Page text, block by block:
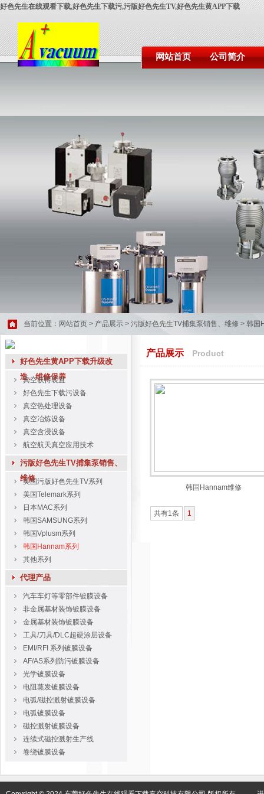
好色先生在线观看下载,好色先生下载污,污版好色先生TV,好色先生黄APP下载
网站首页 公司简介
当前位置： 网站首页 > 产品展示 > 污版好色先生TV捕集泵销售、维修 > 韩国
好色先生黄APP下载升级改
造、维修保养
真空获得装置
好色先生下载污设备
真空热处理设备
真空冶炼设备
真空含浸设备
航空航天真空应用技术
污版好色先生TV捕集泵销售、
维修
美国污版好色先生TV系列
美国Telemark系列
日本MAC系列
韩国SAMSUNG系列
韩国Vplusm系列
韩国Hannam系列
其他系列
代理产品
汽车车灯等零部件镀膜设备
非金属基材装饰镀膜设备
金属基材装饰镀膜设备
工具/刀具/DLC超硬涂层设备
EMI/RFI 系列镀膜设备
AF/AS系列防污镀膜设备
光学镀膜设备
电阻蒸发镀膜设备
电弧/磁控溅射镀膜设备
电弧镀膜设备
磁控溅射镀膜设备
连续式磁控溅射生产线
卷绕镀膜设备
产品展示 Product
韩国Hannam维修
共有1条 1